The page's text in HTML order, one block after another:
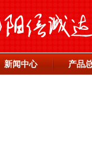
新闻中心 产品